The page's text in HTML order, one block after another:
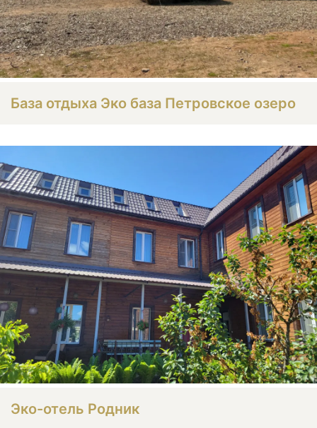
База отдыха Эко база Петровское озеро
Эко-отель Родник